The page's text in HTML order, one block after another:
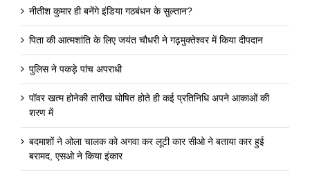
नीतीश कुमार ही बनेंगे इंडिया गठबंधन के सुल्तान?
पिता की आत्मशांति के लिए जयंत चौधरी ने गढ़मुक्तेश्वर में किया दीपदान
पुलिस ने पकड़े पांच अपराधी
पॉवर खत्म होनेकी तारीख घोषित होते ही कई प्रतिनिधि अपने आकाओं की
शरण में
बदमाशों ने ओला चालक को अगवा कर लूटी कार सीओ ने बताया कार हुई
बरामद, एसओ ने किया इंकार